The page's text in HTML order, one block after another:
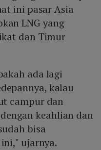
ini pasar Asia
LNG yang
dan Timur
ada lagi
kalau
campur dan
keahlian dan
bisa
ujarnya.